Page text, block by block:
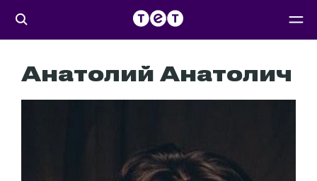
Анатолий Анатолич